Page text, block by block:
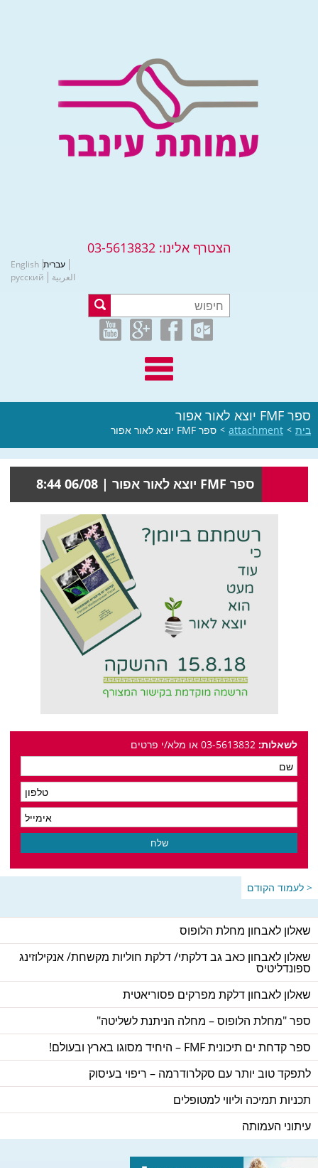
הצטרף אלינו: 03-5613832
עברית English
русский
العربية
ספר FMF יוצא לאור אפור
בית >
attachment
> ספר FMF יוצא לאור אפור
ספר FMF יוצא לאור אפור | 06/08 8:44
לשאלות: 03-5613832 או מלא/י פרטים
< לעמוד הקודם
שאלון לאבחון מחלת הלופוס
שאלון לאבחון כאב גב דלקתי/ דלקת חוליות מקשחת/ אנקילוזינג
ספונדליטיס
שאלון לאבחון דלקת מפרקים פסוריאטית
ספר "מחלת הלופוס – מחלה הניתנת לשליטה"
ספר קדחת ים תיכונית FMF – היחיד מסוגו בארץ ובעולם!
לתפקד טוב יותר עם סקלרודרמה – ריפוי בעיסוק
תכניות תמיכה וליווי למטופלים
עיתוני העמותה